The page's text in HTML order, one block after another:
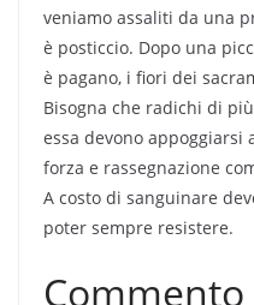
veniamo assaliti da una
è posticcio. Dopo una
è pagano, i fiori dei
Bisogna che radichi di
essa devono appoggiarsi
forza e rassegnazione
A costo di sanguinare
poter sempre resistere.
Commento